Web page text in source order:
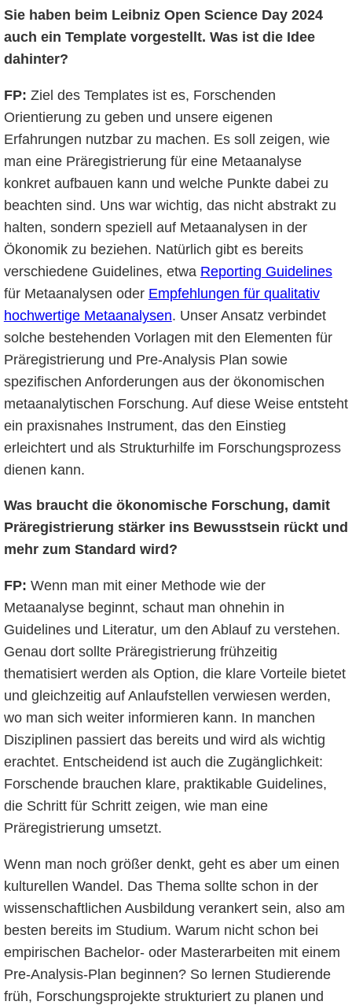
Sie haben beim Leibniz Open Science Day 2024
auch ein Template vorgestellt. Was ist die Idee
dahinter?
FP: Ziel des Templates ist es, Forschenden
Orientierung zu geben und unsere eigenen
Erfahrungen nutzbar zu machen. Es soll zeigen, wie
man eine Präregistrierung für eine Metaanalyse
konkret aufbauen kann und welche Punkte dabei zu
beachten sind. Uns war wichtig, das nicht abstrakt zu
halten, sondern speziell auf Metaanalysen in der
Ökonomik zu beziehen. Natürlich gibt es bereits
verschiedene Guidelines, etwa Reporting Guidelines
für Metaanalysen oder Empfehlungen für qualitativ
hochwertige Metaanalysen. Unser Ansatz verbindet
solche bestehenden Vorlagen mit den Elementen für
Präregistrierung und Pre-Analysis Plan sowie
spezifischen Anforderungen aus der ökonomischen
metaanalytischen Forschung. Auf diese Weise entsteht
ein praxisnahes Instrument, das den Einstieg
erleichtert und als Strukturhilfe im Forschungsprozess
dienen kann.
Was braucht die ökonomische Forschung, damit
Präregistrierung stärker ins Bewusstsein rückt und
mehr zum Standard wird?
FP: Wenn man mit einer Methode wie der
Metaanalyse beginnt, schaut man ohnehin in
Guidelines und Literatur, um den Ablauf zu verstehen.
Genau dort sollte Präregistrierung frühzeitig
thematisiert werden als Option, die klare Vorteile bietet
und gleichzeitig auf Anlaufstellen verwiesen werden,
wo man sich weiter informieren kann. In manchen
Disziplinen passiert das bereits und wird als wichtig
erachtet. Entscheidend ist auch die Zugänglichkeit:
Forschende brauchen klare, praktikable Guidelines,
die Schritt für Schritt zeigen, wie man eine
Präregistrierung umsetzt.
Wenn man noch größer denkt, geht es aber um einen
kulturellen Wandel. Das Thema sollte schon in der
wissenschaftlichen Ausbildung verankert sein, also am
besten bereits im Studium. Warum nicht schon bei
empirischen Bachelor- oder Masterarbeiten mit einem
Pre-Analysis-Plan beginnen? So lernen Studierende
früh, Forschungsprojekte strukturiert zu planen und